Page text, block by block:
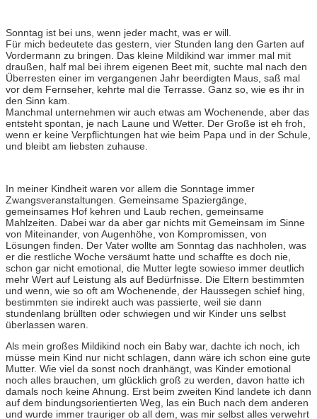
Sonntag ist bei uns, wenn jeder macht, was er will.
Für mich bedeutete das gestern, vier Stunden lang den Garten auf
Vordermann zu bringen. Das kleine Mildikind war immer mal mit
draußen, half mal bei ihrem eigenen Beet mit, suchte mal nach den
Überresten einer im vergangenen Jahr beerdigten Maus, saß mal
vor dem Fernseher, kehrte mal die Terrasse. Ganz so, wie es ihr in
den Sinn kam.
Manchmal unternehmen wir auch etwas am Wochenende, aber das
entsteht spontan, je nach Laune und Wetter. Der Große ist eh froh,
wenn er keine Verpflichtungen hat wie beim Papa und in der Schule,
und bleibt am liebsten zuhause.
In meiner Kindheit waren vor allem die Sonntage immer
Zwangsveranstaltungen. Gemeinsame Spaziergänge,
gemeinsames Hof kehren und Laub rechen, gemeinsame
Mahlzeiten. Dabei war da aber gar nichts mit Gemeinsam im Sinne
von Miteinander, von Augenhöhe, von Kompromissen, von
Lösungen finden. Der Vater wollte am Sonntag das nachholen, was
er die restliche Woche versäumt hatte und schaffte es doch nie,
schon gar nicht emotional, die Mutter legte sowieso immer deutlich
mehr Wert auf Leistung als auf Bedürfnisse. Die Eltern bestimmten
und wenn, wie so oft am Wochenende, der Haussegen schief hing,
bestimmten sie indirekt auch was passierte, weil sie dann
stundenlang brüllten oder schwiegen und wir Kinder uns selbst
überlassen waren.
Als mein großes Mildikind noch ein Baby war, dachte ich noch, ich
müsse mein Kind nur nicht schlagen, dann wäre ich schon eine gute
Mutter. Wie viel da sonst noch dranhängt, was Kinder emotional
noch alles brauchen, um glücklich groß zu werden, davon hatte ich
damals noch keine Ahnung. Erst beim zweiten Kind landete ich dann
auf dem bindungsorientierten Weg, las ein Buch nach dem anderen
und wurde immer trauriger ob all dem, was mir selbst alles verwehrt